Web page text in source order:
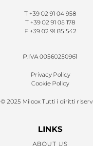
T +39 02 91 04 958
T +39 02 91 05 178
F +39 02 91 85 542
P.IVA 00560250961
Privacy Policy
Cookie Policy
© 2025 Miloox Tutti i diritti
LINKS
ABOUT US